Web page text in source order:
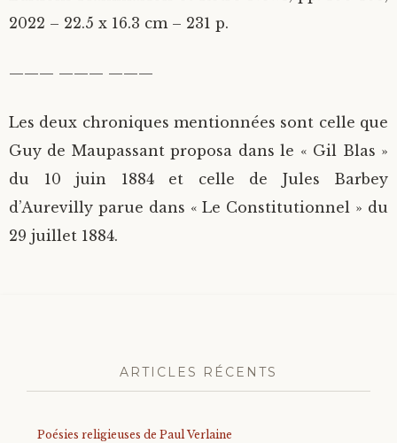
2022 – 22.5 x 16.3 cm – 231 p.
——— ——— ———
Les deux chroniques mentionnées sont celle que
Guy de Maupassant proposa dans le « Gil Blas »
du 10 juin 1884 et celle de Jules Barbey
d’Aurevilly parue dans « Le Constitutionnel » du
29 juillet 1884.
ARTICLES RÉCENTS
Poésies religieuses de Paul Verlaine